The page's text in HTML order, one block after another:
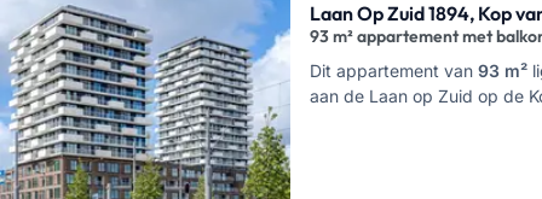
Laan Op Zuid 1894, Kop
93 m² appartement met
Dit appartement van 93 m²
aan de Laan op Zuid op de